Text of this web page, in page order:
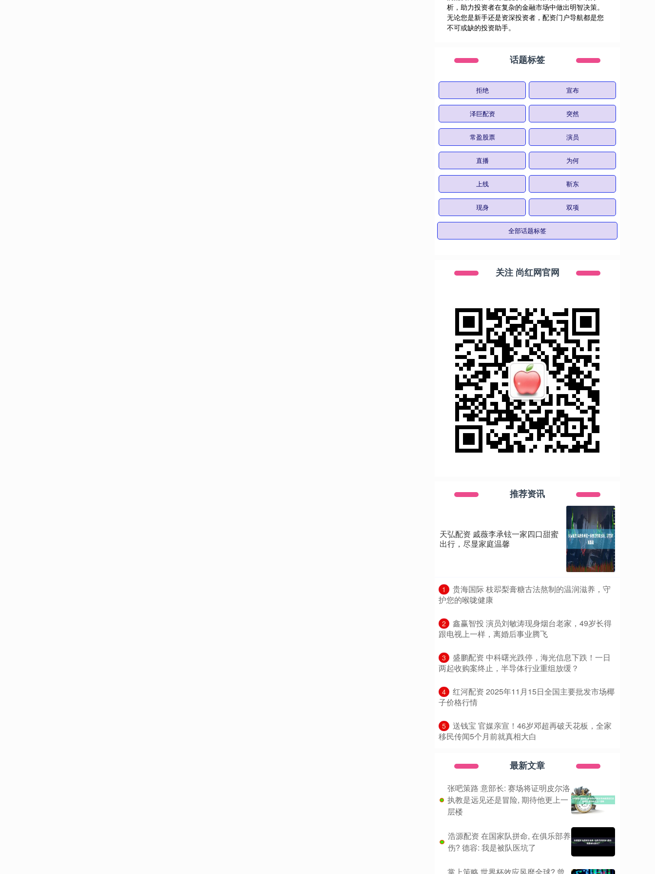
析，助力投资者在复杂的金融市场中做出明智决策。
无论您是新手还是资深投资者，配资门户导航都是您
不可或缺的投资助手。
话题标签
拒绝 宣布
泽巨配资 突然
常盈股票 演员
直播 为何
上线 靳东
现身 双项
全部话题标签
关注 尚红网官网
推荐资讯
天弘配资 戚薇李承铉一家四口甜蜜
出行，尽显家庭温馨
1
​贵海国际 枝翆梨膏糖古法熬制的温润滋养，守
护您的喉咙健康
2
​鑫赢智投 演员刘敏涛现身烟台老家，49岁长得
跟电视上一样，离婚后事业腾飞
3
​盛鹏配资 中科曙光跌停，海光信息下跌！一日
两起收购案终止，半导体行业重组放缓？
4
​红河配资 2025年11月15日全国主要批发市场椰
子价格行情
5
​送钱宝 官媒亲宣！46岁邓超再破天花板，全家
移民传闻5个月前就真相大白
最新文章
张吧策路 意部长: 赛场将证明皮尔洛
执教是远见还是冒险, 期待他更上一
层楼
浩源配资 在国家队拼命, 在俱乐部养
伤? 德容: 我是被队医坑了